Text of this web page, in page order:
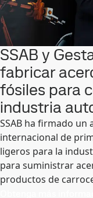
SSAB y
fabricar
fósiles para
industria
SSAB ha firmado
internacional de
ligeros para la
para suministrar
productos de